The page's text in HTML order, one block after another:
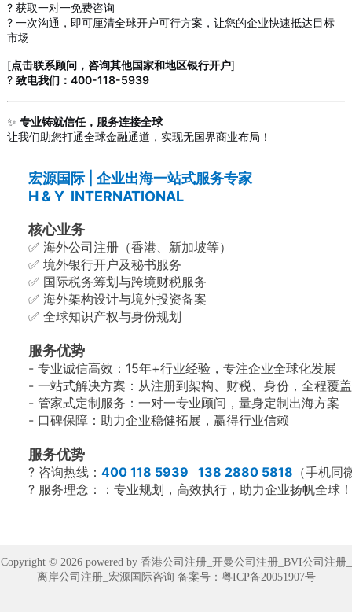
? 获取一对一免费咨询
? 一次沟通，即可厘清全球开户可行方案，让您的企业快速抵达目标
市场
[点击联系顾问，咨询其他国家和地区银行开户]
? 致电我们：400-118-5939
✨ 专业铸就信任，服务连接全球
让我们助您打通全球金融通道，实现无国界商业布局！
宏源国际 | 企业出海一站式服务专家
H & Y INTERNATIONAL
核心业务
✅ 海外公司注册（香港、新加坡等）
✅ 境外银行开户及秘书服务
✅ 国际税务筹划与跨境财税服务
✅ 海外架构设计与境外投资备案
✅ 全球知识产权与身份规划
服务优势
- 专业诚信高效：15年+行业经验，专注企业全球化发展
- 一站式解决方案：从注册到架构、财税、身份，全程覆
- 管家式定制服务：一对一专业顾问，量身定制出海方案
- 口碑保障：助力企业稳健拓展，赢得行业信赖
服务优势
? 咨询热线：400 118 5939 138 2880 5818 （手机同
? 服务理念：：专业规划，高效执行，助力企业扬帆全球
Copyright © 2026 powered by 香港公司注册_开曼公司注册_BVI公司注册_
离岸公司注册_宏源国际咨询 备案号： 粤ICP备20051907号